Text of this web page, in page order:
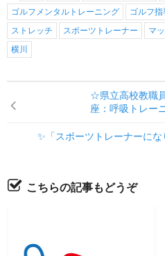
ゴルフメンタルトレーニング
ゴルフ指
ストレッチ
スポーツトレーナー マ
横川
☆県立高校教職
座：呼吸トレー
✨「スポーツトレーナーにな
こちらの記事もどうぞ